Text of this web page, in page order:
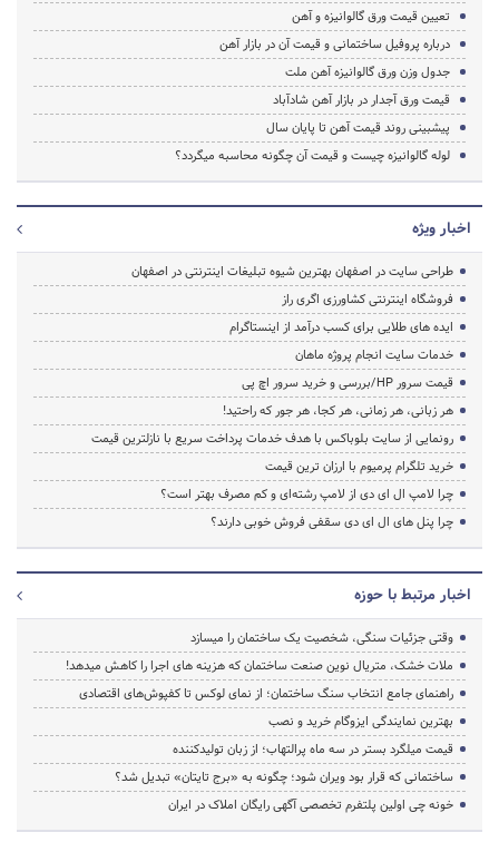
تعیین قیمت ورق گالوانیزه و آهن
درباره پروفیل ساختمانی و قیمت آن در بازار آهن
جدول وزن ورق گالوانیزه آهن ملت
قیمت ورق آجدار در بازار آهن شادآباد
پیشبینی روند قیمت آهن تا پایان سال
لوله گالوانیزه چیست و قیمت آن چگونه محاسبه میگردد؟
اخبار ویژه
طراحی سایت در اصفهان بهترین شیوه تبلیغات اینترنتی در اصفهان
فروشگاه اینترنتی کشاورزی اگری راز
ایده های طلایی برای کسب درآمد از اینستاگرام
خدمات سایت انجام پروژه ماهان
قیمت سرور HP/بررسی و خرید سرور اچ پی
هر زبانی، هر زمانی، هر کجا، هر جور که راحتید!
رونمایی از سایت بلوباکس با هدف خدمات پرداخت سریع با نازلترین قیمت
خرید تلگرام پرمیوم با ارزان ترین قیمت
چرا لامپ ال ای دی از لامپ رشته‌ای و کم مصرف بهتر است؟
چرا پنل های ال ای دی سقفی فروش خوبی دارند؟
اخبار مرتبط با حوزه
وقتی جزئیات سنگی، شخصیت یک ساختمان را میسازد
ملات خشک، متریال نوین صنعت ساختمان که هزینه‌ های اجرا را کاهش میدهد!
راهنمای جامع انتخاب سنگ ساختمان؛ از نمای لوکس تا کفپوش‌های اقتصادی
بهترین نمایندگی ایزوگام خرید و نصب
قیمت میلگرد بستر در سه ماه پرالتهاب؛ از زبان تولیدکننده
ساختمانی که قرار بود ویران شود؛ چگونه به «برج تایتان» تبدیل شد؟
خونه چی اولین پلتفرم تخصصی آگهی رایگان املاک در ایران